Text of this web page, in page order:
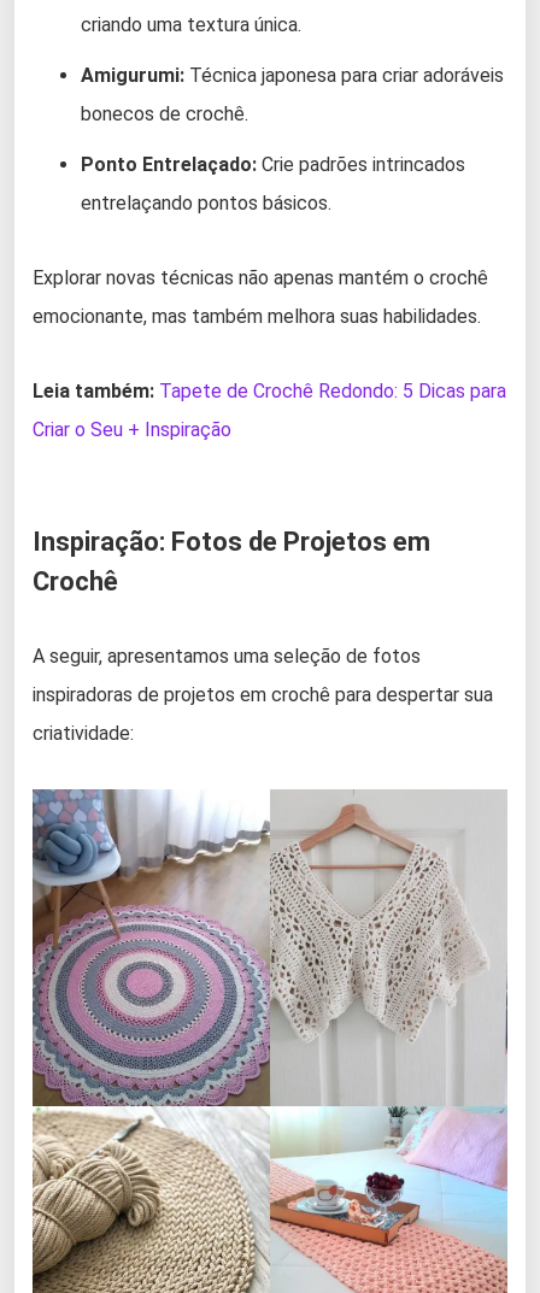
criando uma textura única.
Amigurumi: Técnica japonesa para criar adoráveis
​​bonecos de crochê.
Ponto Entrelaçado: Crie padrões intrincados
entrelaçando pontos básicos.
Explorar novas técnicas não apenas mantém o crochê
emocionante, mas também melhora suas habilidades.
Leia também: Tapete de Crochê Redondo: 5 Dicas para
Criar o Seu + Inspiração
Inspiração: Fotos de Projetos em
Crochê
A seguir, apresentamos uma seleção de fotos
inspiradoras de projetos em crochê para despertar sua
criatividade: